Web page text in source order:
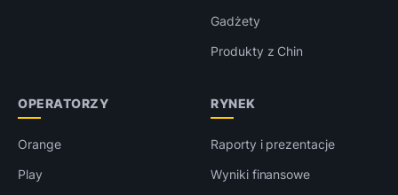
Gadżety
Produkty z Chin
OPERATORZY
Orange
Play
RYNEK
Raporty i prezentacje
Wyniki finansowe